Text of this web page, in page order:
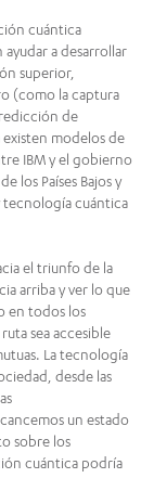
cuántica
a desarrollar
superior,
(como la captura
de
modelos de
IBM y el gobierno
los Países Bajos y
tecnología cuántica
el triunfo de la
arriba y ver lo que
en todos los
sea accesible
La tecnología
desde las
un estado
sobre los
cuántica podría